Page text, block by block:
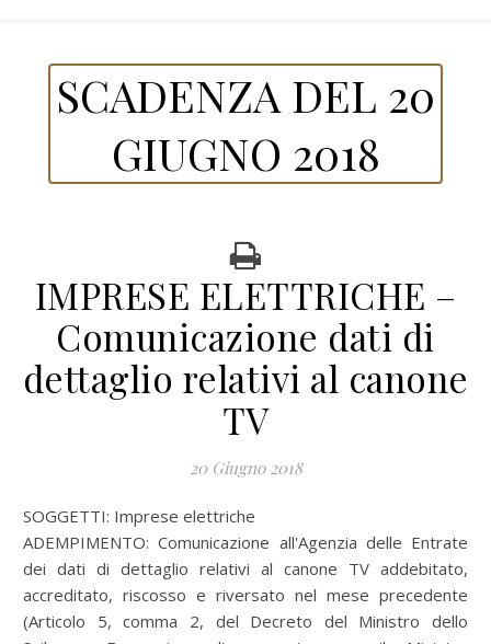
SCADENZA DEL 20
GIUGNO 2018
IMPRESE ELETTRICHE –
Comunicazione dati di
dettaglio relativi al canone
TV
20 Giugno 2018
SOGGETTI: Imprese elettriche
ADEMPIMENTO:Comunicazione all'Agenzia delle Entrate
dei dati di dettaglio relativi al canone TV addebitato,
accreditato, riscosso e riversato nel mese precedente
(Articolo 5, comma 2, del Decreto del Ministro dello